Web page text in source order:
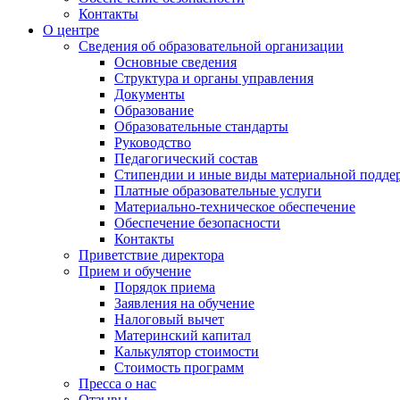
Контакты
О центре
Сведения об образовательной организации
Основные сведения
Структура и органы управления
Документы
Образование
Образовательные стандарты
Руководство
Педагогический состав
Стипендии и иные виды материальной
Платные образовательные услуги
Материально-техническое обеспечение
Обеспечение безопасности
Контакты
Приветствие директора
Прием и обучение
Порядок приема
Заявления на обучение
Налоговый вычет
Материнский капитал
Калькулятор стоимости
Стоимость программ
Пресса о нас